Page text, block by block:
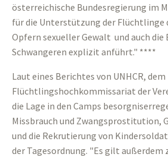
österreichische Bundesregierung im
für die Unterstützung der Flüchtlinge
Opfern sexueller Gewalt und auch die
Schwangeren explizit anführt." ****
Laut eines Berichtes von UNHCR, dem
Flüchtlingshochkommissariat der
die Lage in den Camps
Missbrauch und Zwangsprostitution,
und die Rekrutierung von
der Tagesordnung. "Es gilt außerdem